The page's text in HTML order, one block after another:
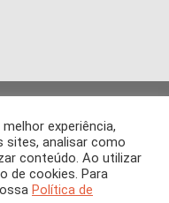
exclusivamente a
do conteúdo (imagens
experiência,
sites, analisar como
conteúdo. Ao utilizar
de cookies. Para
Política de